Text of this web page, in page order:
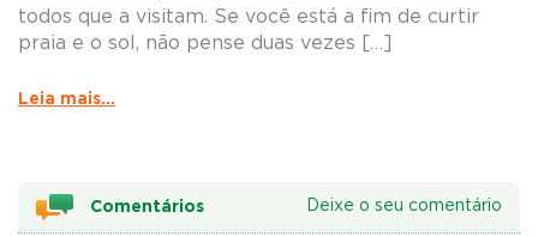
todos que a visitam. Se você está a fim de curtir
praia e o sol, não pense duas vezes […]
Leia mais...
Comentários Deixe o seu comentário